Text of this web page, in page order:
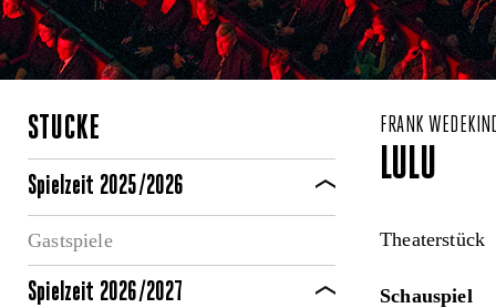
STÜCKE
Spielzeit 2025/2026
Gastspiele
Spielzeit 2026/2027
FRANK
LULU
Theaterstück
Schauspiel